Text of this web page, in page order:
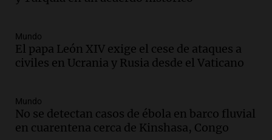
Audio.Ley de Propiedad Privada: el revés
en el Congreso expuso una debilidad
comunicacional del Gobierno
Episodios
Audio.Casabindo se prepara para una
celebración única: 30.000 turistas y el
Mundo
El papa León XIV exige el cese de ataques a
civiles en Ucrania y Rusia desde el Vaticano
Mundo
No se detectan casos de ébola en barco fluvial
en cuarentena cerca de Kinshasa, Congo